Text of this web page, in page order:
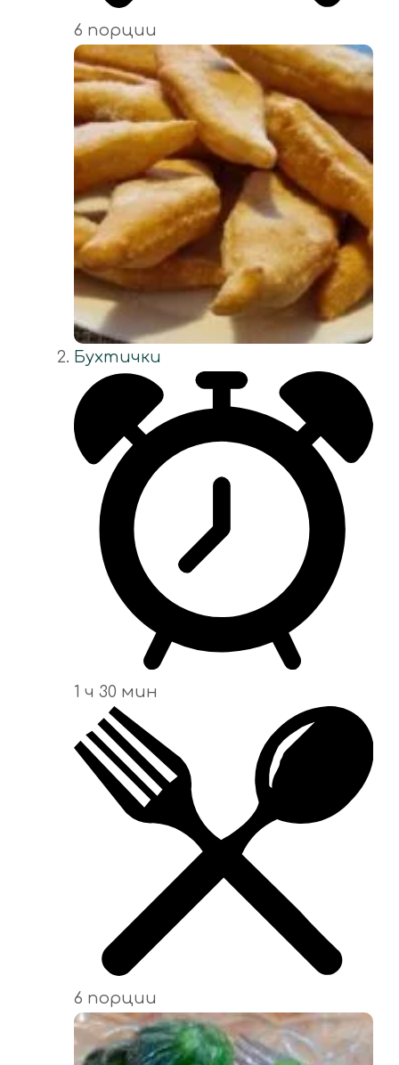
6 порции
Бухтички
1 ч 30 мин
6 порции